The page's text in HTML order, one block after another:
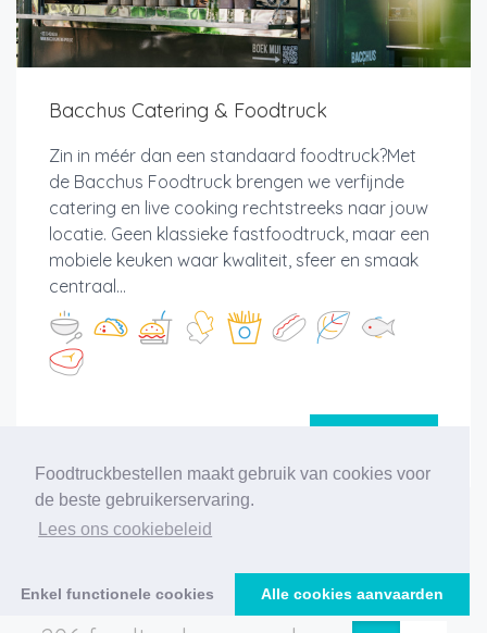
Foodtruckbestellen maakt gebruik van cookies voor
de beste gebruikerservaring.
Lees ons cookiebeleid
Enkel functionele cookies Alle cookies aanvaarden
Bacchus Catering & Foodtruck
Zin in méér dan een standaard foodtruck?Met
de Bacchus Foodtruck brengen we verfijnde
catering en live cooking rechtstreeks naar jouw
locatie. Geen klassieke fastfoodtruck, maar een
mobiele keuken waar kwaliteit, sfeer en smaak
centraal...
1 2 3 4 5